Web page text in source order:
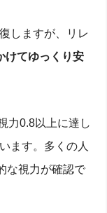
しますが、リレ
けてゆっくり安
力0.8以上に達し
ます。多くの人
な視力が確認で